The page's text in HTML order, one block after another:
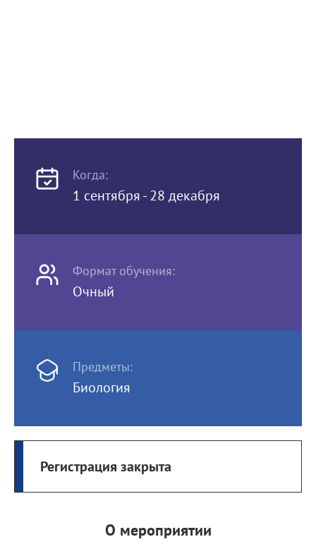
Когда:
1 сентября - 28 декабря
Формат обучения:
Очный
Предметы:
Биология
Регистрация закрыта
О мероприятии